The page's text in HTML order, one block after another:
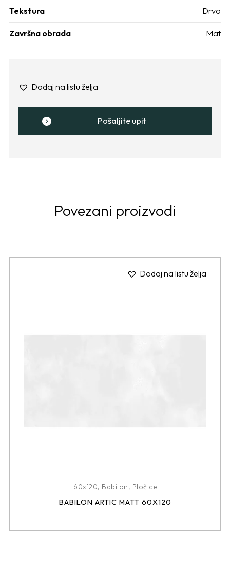
Tekstura Drvo
Završna obrada Mat
Dodaj na listu želja
Pošaljite upit
Povezani proizvodi
Dodaj na listu želja
60x120, Babilon, Pločice
BABILON ARTIC MATT 60X120